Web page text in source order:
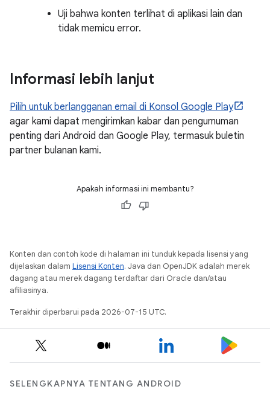
Uji bahwa konten terlihat di aplikasi lain dan
tidak memicu error.
Informasi lebih lanjut
Pilih untuk berlangganan email di Konsol Google Play
agar kami dapat mengirimkan kabar dan pengumuman
penting dari Android dan Google Play, termasuk buletin
partner bulanan kami.
Apakah informasi ini membantu?
Konten dan contoh kode di halaman ini tunduk kepada lisensi yang
dijelaskan dalam Lisensi Konten. Java dan OpenJDK adalah merek
dagang atau merek dagang terdaftar dari Oracle dan/atau
afiliasinya.
Terakhir diperbarui pada 2026-07-15 UTC.
SELENGKAPNYA TENTANG ANDROID